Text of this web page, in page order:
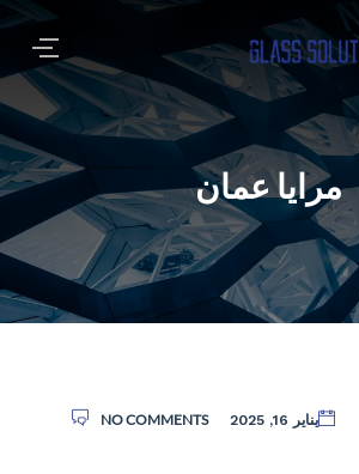
مرايا عمان
يناير 16, 2025 NO COMMENTS